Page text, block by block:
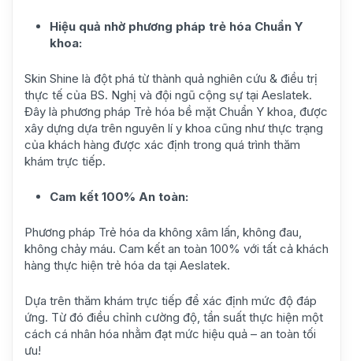
Hiệu quả nhờ phương pháp trẻ hóa Chuẩn Y
khoa:
Skin Shine là đột phá từ thành quả nghiên cứu & điều trị
thực tế của BS. Nghị và đội ngũ cộng sự tại Aeslatek.
Đây là phương pháp Trẻ hóa bề mặt Chuẩn Y khoa, được
xây dựng dựa trên nguyên lí y khoa cũng như thực trạng
của khách hàng được xác định trong quá trình thăm
khám trực tiếp.
Cam kết 100% An toàn:
Phương pháp Trẻ hóa da không xâm lấn, không đau,
không chảy máu. Cam kết an toàn 100% với tất cả khách
hàng thực hiện trẻ hóa da tại Aeslatek.
Dựa trên thăm khám trực tiếp để xác định mức độ đáp
ứng. Từ đó điều chỉnh cường độ, tần suất thực hiện một
cách cá nhân hóa nhằm đạt mức hiệu quả – an toàn tối
ưu!